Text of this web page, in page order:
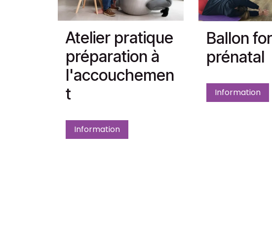
Atelier pratique
préparation à
l'accouchemen
t
Information
Ballon
prénatal
Information